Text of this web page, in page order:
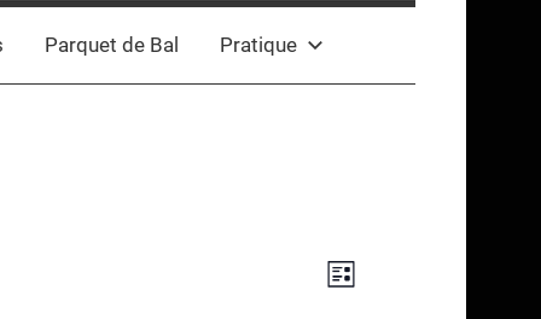
Parquet de Bal Pratique
Navigation
Navigation
Liste